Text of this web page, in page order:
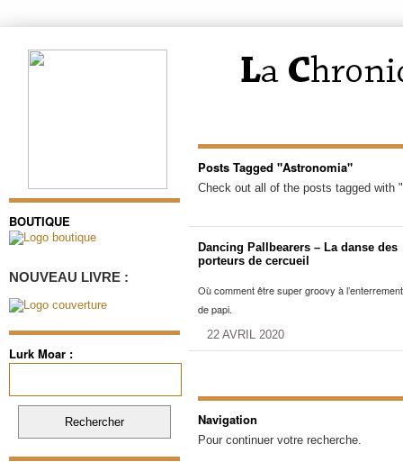
BOUTIQUE
NOUVEAU LIVRE :
Lurk Moar :
Posts Tagged "Astronomia"
Check out all of the posts tagged with
Dancing Pallbearers – La danse des
porteurs de cercueil
Où comment être super groovy à l’enterrement
de papi.
22 AVRIL 2020
Navigation
Pour continuer votre recherche.